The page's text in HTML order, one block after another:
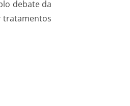
debate da
tratamentos